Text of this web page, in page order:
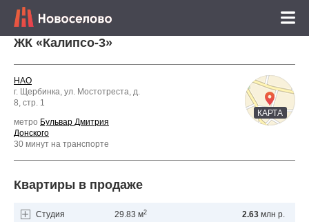
ЖК «Калипсо-3»
НАО
г. Щербинка, ул. Мостотреста, д.
8, стр. 1
метро Бульвар Дмитрия
Донского
30 минут на транспорте
КАРТА
Квартиры в продаже
Студия 29.83 м2 2.63млн р.